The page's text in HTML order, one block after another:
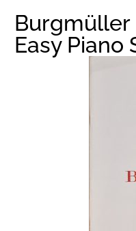
Burgmüller
Easy Piano